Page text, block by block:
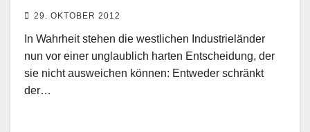
29. OKTOBER 2012
In Wahrheit stehen die westlichen Industrieländer
nun vor einer unglaublich harten Entscheidung, der
sie nicht ausweichen können: Entweder schränkt
der…